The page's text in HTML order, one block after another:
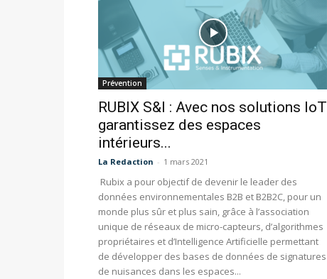
Prévention
RUBIX S&I : Avec nos solutions IoT
garantissez des espaces
intérieurs...
La Redaction - 1 mars 2021
Rubix a pour objectif de devenir le leader des
données environnementales B2B et B2B2C, pour un
monde plus sûr et plus sain, grâce à l’association
unique de réseaux de micro-capteurs, d’algorithmes
propriétaires et d’Intelligence Artificielle permettant
de développer des bases de données de signatures
de nuisances dans les espaces...